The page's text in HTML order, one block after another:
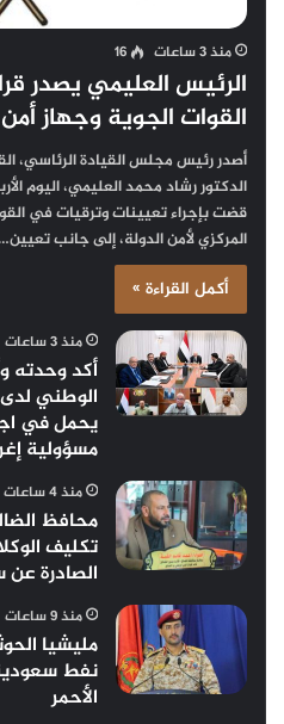
منذ 3 ساعات 16
الرئيس العليمي يصدر
القوات الجوية وجهاز
أصدر رئيس مجلس القيادة الرئاسي،
الدكتور رشاد محمد العليمي، اليوم
قضت بإجراء تعيينات وترقيات في
المركزي لأمن الدولة، إلى جانب
أكمل القراءة »
منذ 3 ساعات
أكد وحدته
الوطني
يحمل في
مسؤولية
منذ 4 ساعات
محافظ
تكليف
الصادرة
منذ 9 ساعات
مليشيا
نفط
الأحمر